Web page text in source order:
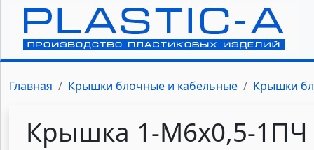
Главная Крышки блочные и кабельные Крышки
Крышка 1-М6х0,5-1ПЧ